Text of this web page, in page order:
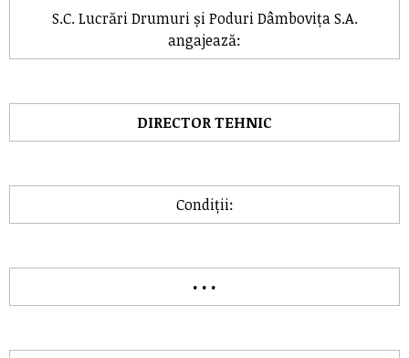
S.C. Lucrări Drumuri și Poduri Dâmbovița S.A.
angajează:
DIRECTOR TEHNIC
Condiții:
• • •